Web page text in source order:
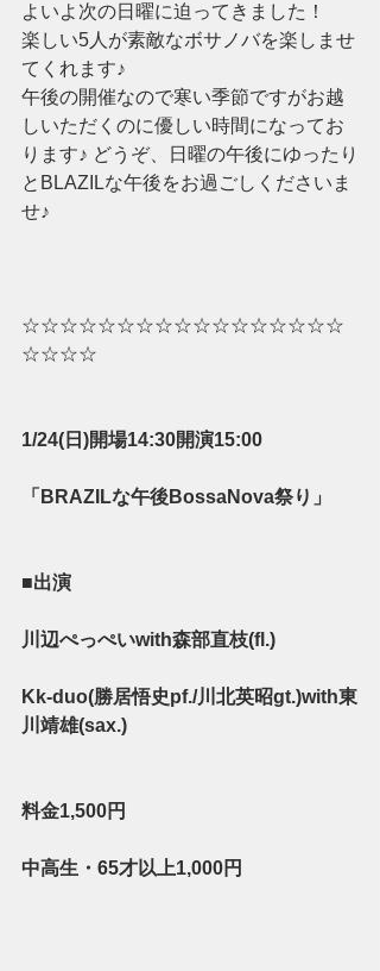
よいよ次の日曜に迫ってきました！
楽しい5人が素敵なボサノバを楽しませ
てくれます♪
午後の開催なので寒い季節ですがお越
しいただくのに優しい時間になってお
ります♪ どうぞ、日曜の午後にゆったり
とBLAZILな午後をお過ごしくださいま
せ♪
☆☆☆☆☆☆☆☆☆☆☆☆☆☆☆☆☆
☆☆☆☆
1/24(日)開場14:30開演15:00
「BRAZILな午後BossaNova祭り」
■出演
川辺ぺっぺいwith森部直枝(fl.)
Kk-duo(勝居悟史pf./川北英昭gt.)with東
川靖雄(sax.)
料金1,500円
中高生・65才以上1,000円